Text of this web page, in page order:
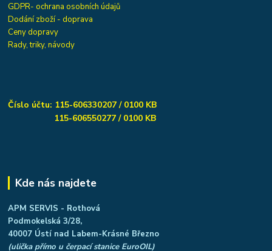
GDPR- ochrana osobních údajů
Dodání zboží - doprava
Ceny dopravy
Rady, triky, návody
Číslo účtu: 115-606330207 / 0100 KB
115-606550277 / 0100 KB
Kde nás najdete
APM SERVIS - Rothová
Podmokelská 3/28,
40007 Ústí nad Labem-Krásné Březno
(ulička přímo u čerpací stanice EuroOIL)